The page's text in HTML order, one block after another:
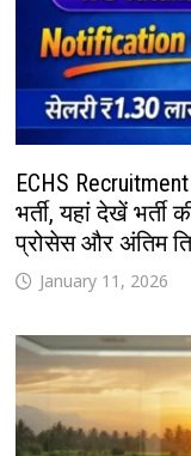
ECHS
भर्ती, यहां देखें भर्ती
प्रोसेस और अंतिम
January 11, 2026